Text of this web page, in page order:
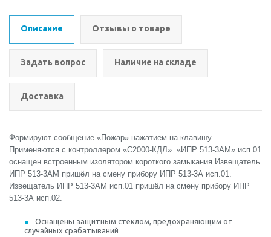
Описание Отзывы о товаре
Задать вопрос Наличие на складе
Доставка
Формируют сообщение «Пожар» нажатием на клавишу.
Применяются с контроллером «С2000-КДЛ». «ИПР 513-3АМ» исп.01
оснащен встроенным изолятором короткого замыкания.Извещатель
ИПР 513-3АМ пришёл на смену прибору ИПР 513-3А исп.01.
Извещатель ИПР 513-3АМ исп.01 пришёл на смену прибору ИПР
513-3А исп.02.
Оснащены защитным стеклом, предохраняющим от
случайных срабатываний